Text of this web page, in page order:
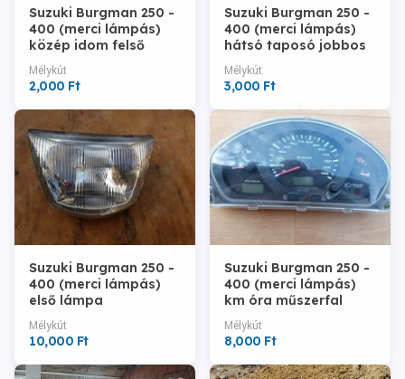
Suzuki Burgman 250 -
400 (merci lámpás)
közép idom felső
Mélykút
2,000 Ft
Suzuki Burgman 250 -
400 (merci lámpás)
hátsó taposó jobbos
Mélykút
3,000 Ft
Suzuki Burgman 250 -
400 (merci lámpás)
első lámpa
Mélykút
10,000 Ft
Suzuki Burgman 250 -
400 (merci lámpás)
km óra műszerfal
Mélykút
8,000 Ft